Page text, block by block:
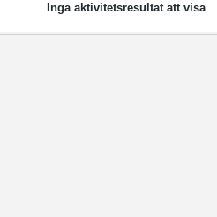
Inga aktivitetsresultat att visa